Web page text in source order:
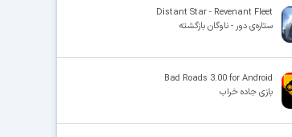
Distant Star - Revenant Fleet
ستاره‌ی دور - ناوگان بازگشته
Bad Roads 3.00 for Android
بازی جاده خراب